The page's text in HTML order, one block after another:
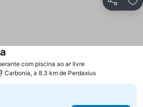
Partilhar
com piscina ao ar livre
Carbonia, a 8.3 km de Perdaxius